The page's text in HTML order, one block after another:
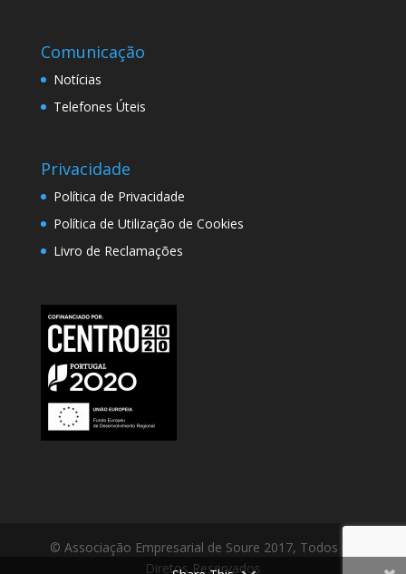
Comunicação
Notícias
Telefones Úteis
Privacidade
Política de Privacidade
Política de Utilização de Cookies
Livro de Reclamações
© Associação Empresarial de Soure 2017, Todos os
Diretos Reservados